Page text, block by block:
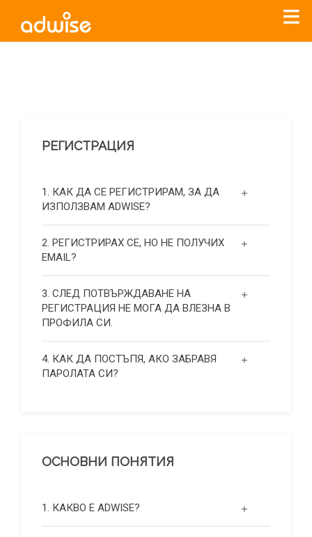
РЕГИСТРАЦИЯ
1. КАК ДА СЕ РЕГИСТРИРАМ, ЗА ДА
ИЗПОЛЗВАМ ADWISE?
2. РЕГИСТРИРАХ СЕ, НО НЕ ПОЛУЧИХ
EMAIL?
3. СЛЕД ПОТВЪРЖДАВАНЕ НА
РЕГИСТРАЦИЯ НЕ МОГА ДА ВЛЕЗНА В
ПРОФИЛА СИ.
4. КАК ДА ПОСТЪПЯ, АКО ЗАБРАВЯ
ПАРОЛАТА СИ?
ОСНОВНИ ПОНЯТИЯ
1. КАКВО Е ADWISE?